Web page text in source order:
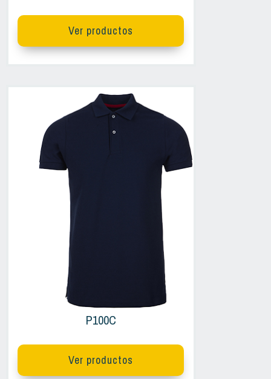
Ver productos
P100C
Ver productos